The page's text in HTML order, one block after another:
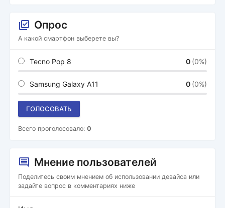
Опрос
А какой смартфон выберете вы?
Tecno Pop 8 0 (0%)
Samsung Galaxy A11 0 (0%)
ГОЛОСОВАТЬ
Всего проголосовало: 0
Мнение пользователей
Поделитесь своим мнением об использовании девайса или
задайте вопрос в комментариях ниже